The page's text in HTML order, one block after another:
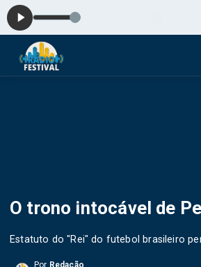
O trono intocável de
Estatuto do "Rei" do futebol brasileiro
Por Redação